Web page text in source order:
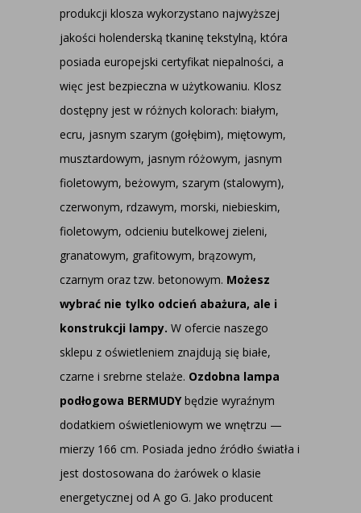
produkcji klosza wykorzystano najwyższej
jakości holenderską tkaninę tekstylną, która
posiada europejski certyfikat niepalności, a
więc jest bezpieczna w użytkowaniu. Klosz
dostępny jest w różnych kolorach: białym,
ecru, jasnym szarym (gołębim), miętowym,
musztardowym, jasnym różowym, jasnym
fioletowym, beżowym, szarym (stalowym),
czerwonym, rdzawym, morski, niebieskim,
fioletowym, odcieniu butelkowej zieleni,
granatowym, grafitowym, brązowym,
czarnym oraz tzw. betonowym. Możesz
wybrać nie tylko odcień abażura, ale i
konstrukcji lampy. W ofercie naszego
sklepu z oświetleniem znajdują się białe,
czarne i srebrne stelaże. Ozdobna lampa
podłogowa BERMUDYbędzie wyraźnym
dodatkiem oświetleniowym we wnętrzu —
mierzy 166 cm. Posiada jedno źródło światła i
jest dostosowana do żarówek o klasie
energetycznej od A go G. Jako producent